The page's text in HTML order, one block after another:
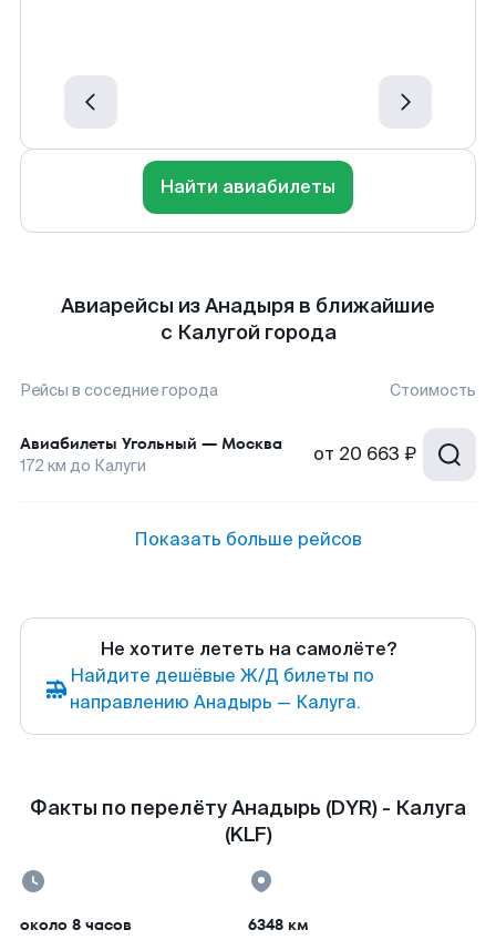
Найти авиабилеты
Авиарейсы из Анадыря в ближайшие
с Калугой города
Рейсы в соседние города Стоимость
Авиабилеты Угольный — Москва
172 км до Калуги от 20 663 ₽
Показать больше рейсов
Не хотите лететь на самолёте?
Найдите дешёвые Ж/Д билеты по
направлению Анадырь — Калуга.
Факты по перелёту Анадырь (DYR) - Калуга
(KLF)
около 8 часов 6348 км